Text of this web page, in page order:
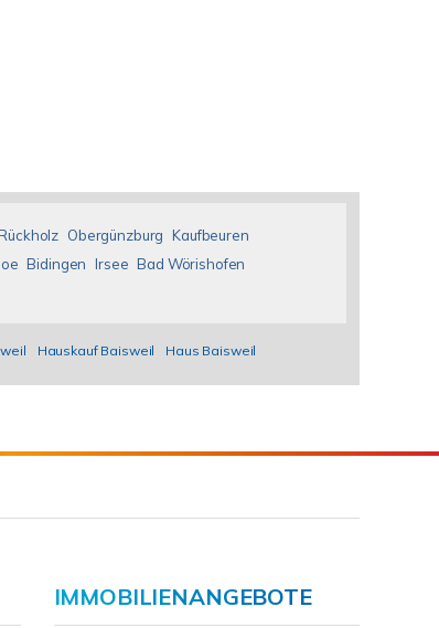
Obergünzburg Kaufbeuren
Bidingen Irsee Bad Wörishofen
Hauskauf Baisweil Haus Baisweil
IMMOBILIENANGEBOTE